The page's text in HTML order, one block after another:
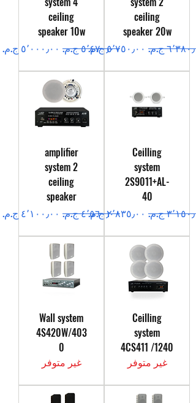
ceiling
speaker 20w
عادي
سعر البيع
ceiling
speaker 10w
سعر عادي
سعر البيع
Ceilling
system
2S9011+AL-
40
عادي
سعر البيع
amplifier
system 2
ceiling
speaker
سعر عادي
سعر البيع
Ceilling
system
4CS411 /1240
غير متوفر
Wall system
4S420W/403
0
غير متوفر